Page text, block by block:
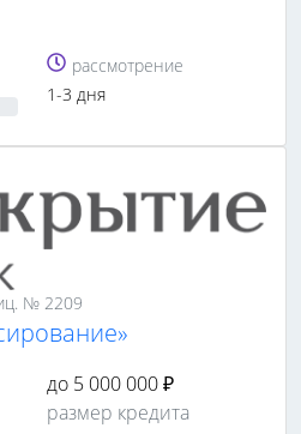
рассмотрение
1-3 дня
№ 2209
до 5 000 000 ₽
размер кредита